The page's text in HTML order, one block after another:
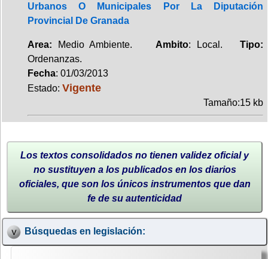
Urbanos O Municipales Por La Diputación
Provincial De Granada
Area: Medio Ambiente. Ambito: Local.Tipo:
Ordenanzas.
Fecha: 01/03/2013
Estado: Vigente
Tamaño:15 kb
Los textos consolidados no tienen validez oficial y
no sustituyen a los publicados en los diarios
oficiales, que son los únicos instrumentos que dan
fe de su autenticidad
Búsquedas en legislación: